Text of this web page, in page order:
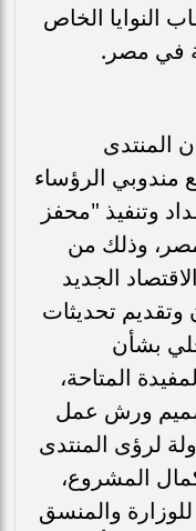
النوايا الخاص
في مصر.
المنتدى
الرؤساء
وتنفيذ "محفز
مصر، وذلك من
الجديد
وتقديم تحديثات
بشأن
المتاحة،
ورش عمل
لرؤى المنتدى
المشروع،
والمنسق